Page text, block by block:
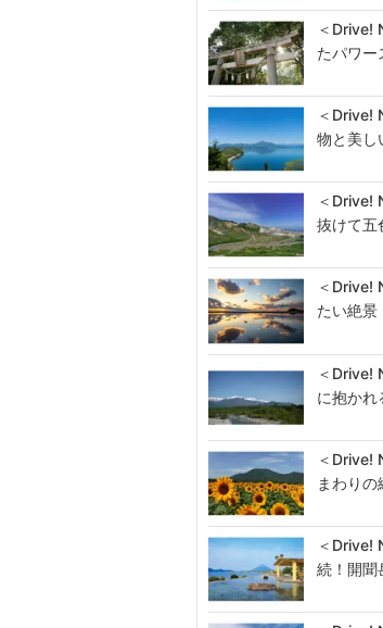
＜Drive!
たパワ
＜Drive!
物と美し
＜Drive!
抜けて五
＜Drive!
たい絶
＜Drive!
に抱か
＜Drive!
まわり
＜Drive!
続！開聞